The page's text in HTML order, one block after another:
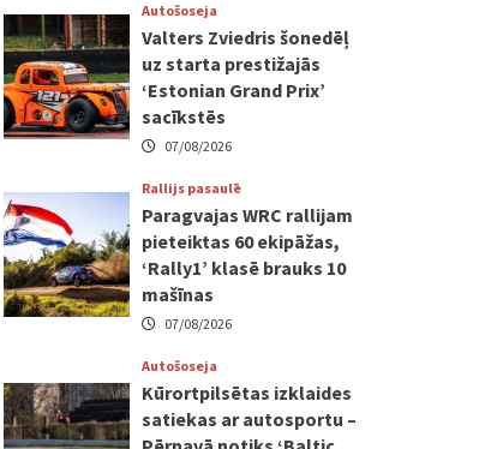
Autošoseja
Valters Zviedris šonedēļ
uz starta prestižajās
‘Estonian Grand Prix’
sacīkstēs
07/08/2026
Rallijs pasaulē
Paragvajas WRC rallijam
pieteiktas 60 ekipāžas,
‘Rally1’ klasē brauks 10
mašīnas
07/08/2026
Autošoseja
Kūrortpilsētas izklaides
satiekas ar autosportu –